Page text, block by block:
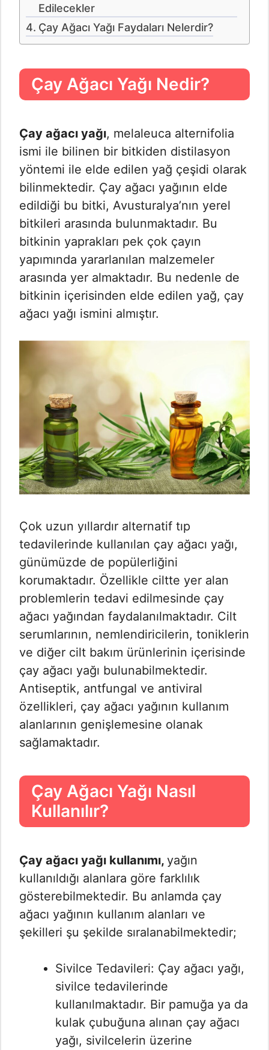
Edilecekler
Çay Ağacı Yağı Faydaları Nelerdir?
Çay Ağacı Yağı Nedir?
Çay ağacı yağı, melaleuca alternifolia
ismi ile bilinen bir bitkiden distilasyon
yöntemi ile elde edilen yağ çeşidi olarak
bilinmektedir. Çay ağacı yağının elde
edildiği bu bitki, Avusturalya’nın yerel
bitkileri arasında bulunmaktadır. Bu
bitkinin yaprakları pek çok çayın
yapımında yararlanılan malzemeler
arasında yer almaktadır. Bu nedenle de
bitkinin içerisinden elde edilen yağ, çay
ağacı yağı ismini almıştır.
Çok uzun yıllardır alternatif tıp
tedavilerinde kullanılan çay ağacı yağı,
günümüzde de popülerliğini
korumaktadır. Özellikle ciltte yer alan
problemlerin tedavi edilmesinde çay
ağacı yağından faydalanılmaktadır. Cilt
serumlarının, nemlendiricilerin, toniklerin
ve diğer cilt bakım ürünlerinin içerisinde
çay ağacı yağı bulunabilmektedir.
Antiseptik, antfungal ve antiviral
özellikleri, çay ağacı yağının kullanım
alanlarının genişlemesine olanak
sağlamaktadır.
Çay Ağacı Yağı Nasıl
Kullanılır?
Çay ağacı yağı kullanımı, yağın
kullanıldığı alanlara göre farklılık
gösterebilmektedir. Bu anlamda çay
ağacı yağının kullanım alanları ve
şekilleri şu şekilde sıralanabilmektedir;
Sivilce Tedavileri: Çay ağacı yağı,
sivilce tedavilerinde
kullanılmaktadır. Bir pamuğa ya da
kulak çubuğuna alınan çay ağacı
yağı, sivilcelerin üzerine